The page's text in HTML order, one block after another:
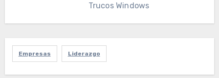
Trucos Windows
Empresas Liderazgo